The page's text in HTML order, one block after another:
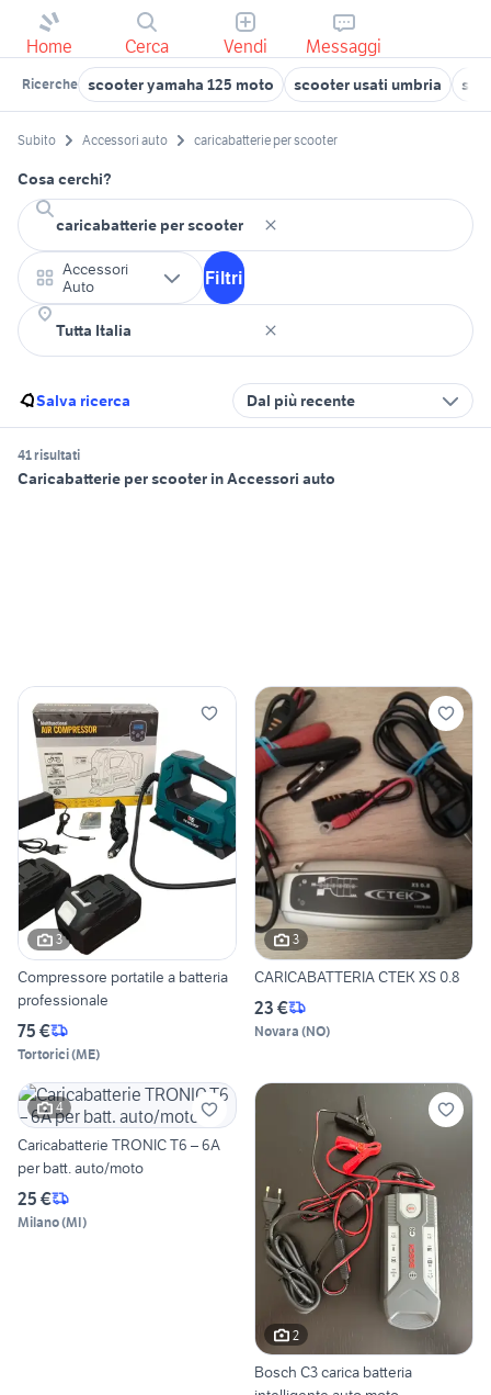
Home Cerca Vendi Messaggi
Ricerche scooter yamaha 125 moto scooter usati umbria
Subito Accessori auto caricabatterie per scooter
Cosa cerchi?
Accessori
Auto
Filtri
Salva ricerca Dal più recente
41 risultati
Caricabatterie per scooter in Accessori auto
3
Compressore portatile a batteria
professionale
75 €
Tortorici(ME)
3
CARICABATTERIA CTEK XS 0.8
23 €
Novara (NO)
4
Caricabatterie TRONIC T6 – 6A
per batt. auto/moto
25 €
Milano(MI)
2
Bosch C3 carica batteria